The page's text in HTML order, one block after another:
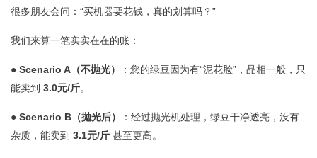
很多朋友会问：“买机器要花钱，真的划算吗？”
我们来算一笔实实在在的账：
● Scenario A（不抛光）
：您的绿豆因为有“泥花脸”，品相一般，只
能卖到 3.0元/斤。
● Scenario B（抛光后）
：经过抛光机处理，绿豆干净透亮，没有
杂质，能卖到 3.1元/斤 甚至更高。